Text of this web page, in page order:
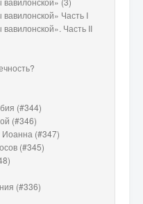
Часть I
Часть II
(#344)
(#346)
Иоанна (#347)
(#345)
(#336)